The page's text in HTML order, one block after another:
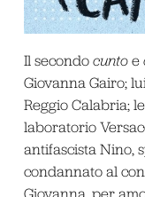
Il secondo cuntoe
Giovanna Gairo;
Reggio Calabria;
laboratorio
antifascista Nino,
condannato al
Giovanna, per